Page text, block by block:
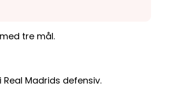
tre mål.
Madrids defensiv.